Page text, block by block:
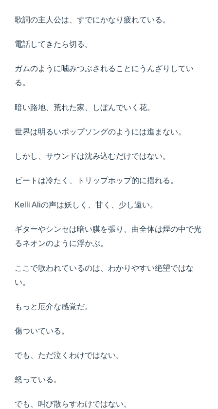
歌詞の主人公は、すでにかなり疲れている。
電話してきたら切る。
ガムのように噛みつぶされることにうんざりしてい
る。
暗い路地、荒れた家、しぼんでいく花。
世界は明るいポップソングのようには進まない。
しかし、サウンドは沈み込むだけではない。
ビートは冷たく、トリップホップ的に揺れる。
Kelli Aliの声は妖しく、甘く、少し遠い。
ギターやシンセは暗い膜を張り、曲全体は煙の中で光
るネオンのように浮かぶ。
ここで歌われているのは、わかりやすい絶望ではな
い。
もっと厄介な感覚だ。
傷ついている。
でも、ただ泣くわけではない。
怒っている。
でも、叫び散らすわけではない。